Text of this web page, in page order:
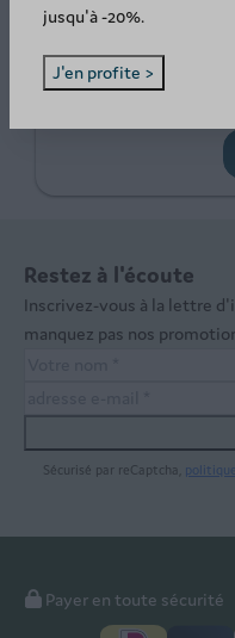
Notre équipe
varié pour tous les
Restez à l'écoute
Inscrivez-vous à la lettre
manquez pas nos
Sécurisé par reCaptcha,
Payer en toute sécurité
jusqu'à -20%.
J'en profite >